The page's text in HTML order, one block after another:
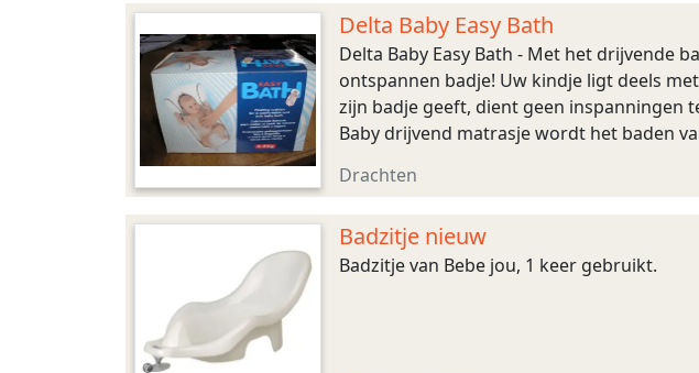
Delta Baby Easy Bath
Delta Baby Easy Bath - Met het drijvende
ontspannen badje! Uw kindje ligt deels
zijn badje geeft, dient geen inspanningen
Baby drijvend matrasje wordt het baden
Drachten
Badzitje nieuw
Badzitje van Bebe jou, 1 keer gebruikt.